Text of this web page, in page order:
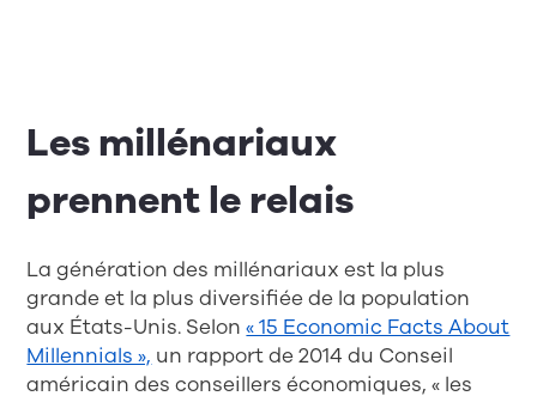
Les millénariaux
prennent le relais
La génération des millénariaux est la plus
grande et la plus diversifiée de la population
aux États-Unis. Selon« 15 Economic Facts About
Millennials », un rapport de 2014 du Conseil
américain des conseillers économiques, « les